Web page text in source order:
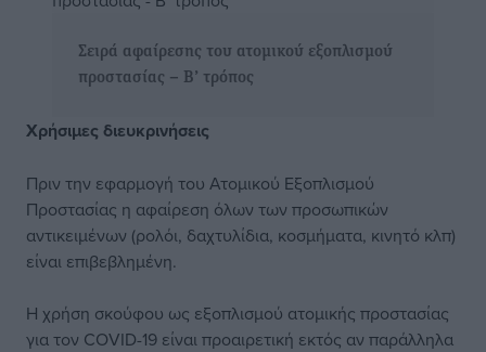
Σειρά αφαίρεσης του ατομικού εξοπλισμού
προστασίας – Β’ τρόπος
Χρήσιμες διευκρινήσεις
Πριν την εφαρμογή του Ατομικού Εξοπλισμού
Προστασίας η αφαίρεση όλων των προσωπικών
αντικειμένων (ρολόι, δαχτυλίδια, κοσμήματα, κινητό κλπ)
είναι επιβεβλημένη.
Η χρήση σκούφου ως εξοπλισμού ατομικής προστασίας
για τον COVID-19 είναι προαιρετική εκτός αν παράλληλα